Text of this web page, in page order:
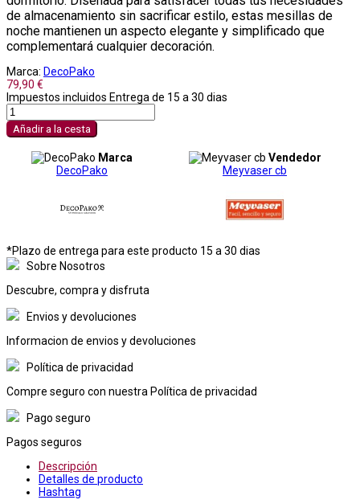
de almacenamiento sin sacrificar estilo, estas mesillas de
noche mantienen un aspecto elegante y simplificado que
complementará cualquier decoración.
Marca: DecoPako
79,90 €
Impuestos incluidos Entrega de 15 a 30 dias
Añadir a la cesta
Marca
DecoPako
Vendedor
Meyvaser cb
*Plazo de entrega para este producto 15 a 30 dias
Sobre Nosotros
Descubre, compra y disfruta
Envios y devoluciones
Informacion de envios y devoluciones
Política de privacidad
Compre seguro con nuestra Política de privacidad
Pago seguro
Pagos seguros
Descripción
Detalles de producto
Hashtag